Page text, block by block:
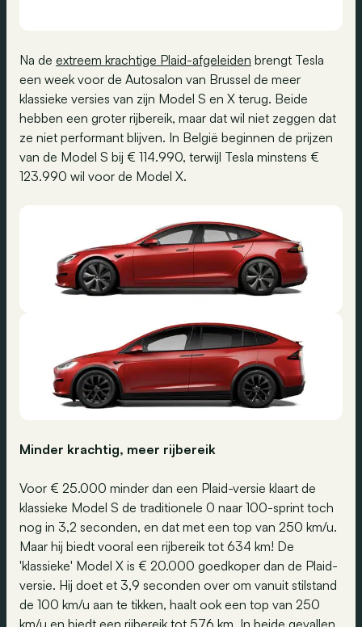
Na de extreem krachtige Plaid-afgeleiden brengt Tesla
een week voor de Autosalon van Brussel de meer
klassieke versies van zijn Model S en X terug. Beide
hebben een groter rijbereik, maar dat wil niet zeggen dat
ze niet performant blijven. In België beginnen de prijzen
van de Model S bij € 114.990, terwijl Tesla minstens €
123.990 wil voor de Model X.
Minder krachtig, meer rijbereik
Voor € 25.000 minder dan een Plaid-versie klaart de
klassieke Model S de traditionele 0 naar 100-sprint toch
nog in 3,2 seconden, en dat met een top van 250 km/u.
Maar hij biedt vooral een rijbereik tot 634 km! De
'klassieke' Model X is € 20.000 goedkoper dan de Plaid-
versie. Hij doet et 3,9 seconden over om vanuit stilstand
de 100 km/u aan te tikken, haalt ook een top van 250